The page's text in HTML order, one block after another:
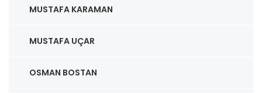
MUSTAFA KARAMAN
MUSTAFA UÇAR
OSMAN BOSTAN